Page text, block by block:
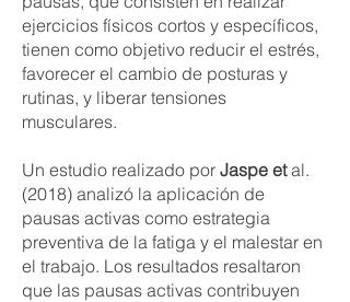
ejercicios físicos cortos y específicos,
tienen como objetivo reducir el estrés,
favorecer el cambio de posturas y
rutinas, y liberar tensiones
musculares.
Un estudio realizado por Jaspe etal.
(2018) analizó la aplicación de
pausas activas como estrategia
preventiva de la fatiga y el malestar en
el trabajo. Los resultados resaltaron
que las pausas activas contribuyen